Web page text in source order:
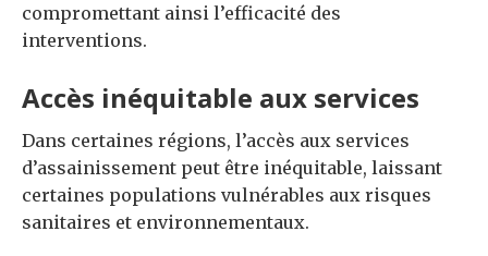
compromettant ainsi l’efficacité des
interventions.
Accès inéquitable aux services
Dans certaines régions, l’accès aux services
d’assainissement peut être inéquitable, laissant
certaines populations vulnérables aux risques
sanitaires et environnementaux.